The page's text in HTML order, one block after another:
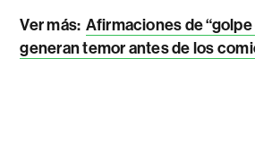
Ver más: Afirmaciones de
generan temor antes de los